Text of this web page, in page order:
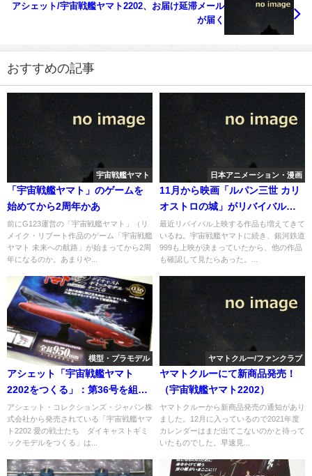
アシェット/宇宙戦艦ヤマト2202、お届け延滞メール
が届く
おすすめの記事
宇宙戦艦ヤマト
「宇宙戦艦ヤマト」のゲームを
始めてから2周年かあ
前にG123運営の「宇宙戦艦ヤマト」（リ
メイク・リブート作品のゲーム「宇宙戦艦
ヤマト 未来への航路」が始まってから2周
年になるのか。あまりや...
日本アニメーション・漫画
11月から映画「ルパン三世 カリ
オストロの城」がリバイバル上
映へ
最近リバイバル上映する作品も増えてきて
いるね。宇宙戦艦ヤマトに続き、銀河鉄道
999も上映が決まっていたから、他の作品
も確認して見たらあった。...
模型・プラモデル
アシェット「宇宙戦艦ヤマト
2202をつくる」：第36号を組み
立てる。
アシェット・コレクションズ・ジャパン株
式会社から発売されている「宇宙戦艦ヤマ
ト2202 愛の戦士たち ダイキャストギミ
ックモデルをつくる」は...
ヤマトクルー/ファンクラブ
ヤマトクルーにて新商品発売！
（宇宙戦艦ヤマト2202）
ヤマトクルーから新商品発売の通知があり
ました。12月に入っているので2021年度
カレンダーはまだ出てこないのかと待って
いたものでした。早速見...